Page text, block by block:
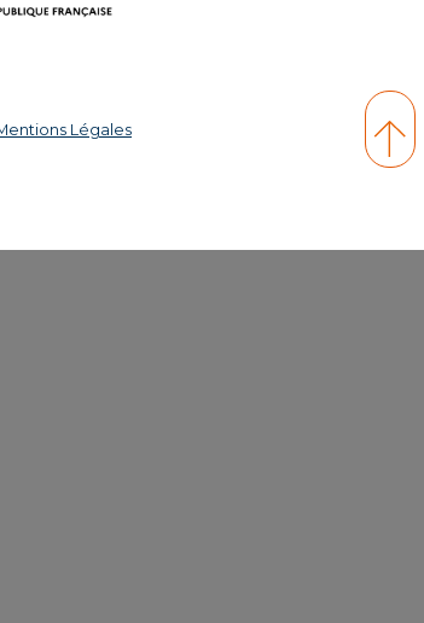
Légales